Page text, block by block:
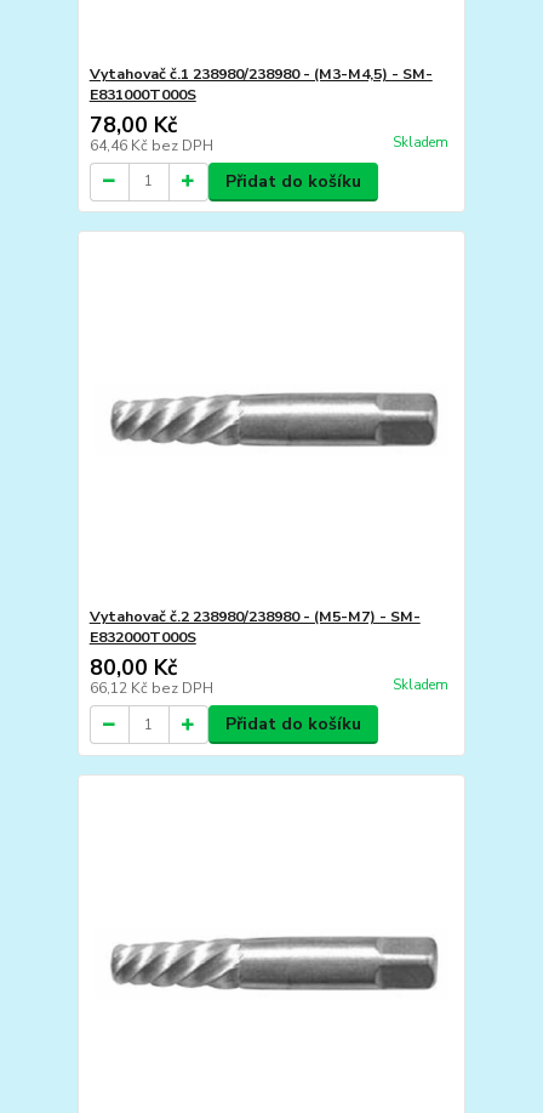
Vytahovač č.1 238980/238980 - (M3-M4,5) - SM-
E831000T000S
78,00 Kč
64,46 Kč bez DPH Skladem
Přidat do košíku
Vytahovač č.2 238980/238980 - (M5-M7) - SM-
E832000T000S
80,00 Kč
66,12 Kč bez DPH Skladem
Přidat do košíku